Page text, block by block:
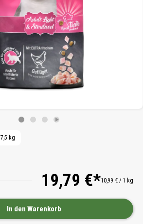
7,5 kg
19,79 €*10,99 € / 1 kg
In den Warenkorb